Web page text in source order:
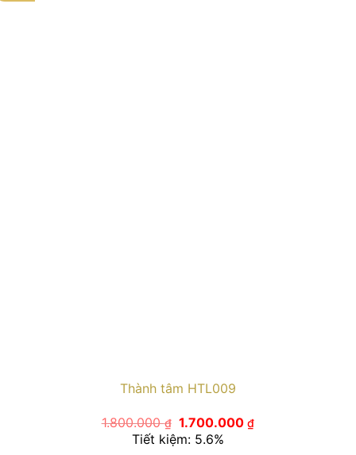
Thành tâm HTL009
1.800.000₫ Giá
gốc
là:
1.700.000₫Giá
Tiết kiệm: 5.6%